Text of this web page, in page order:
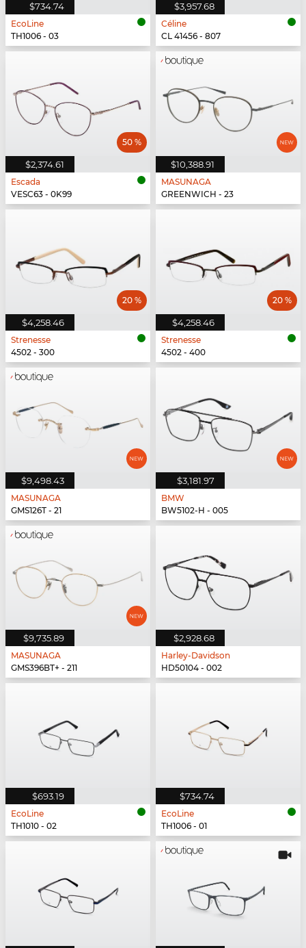
$734.74
EcoLine
TH1006 - 03
$3,957.68
Céline
CL 41456 - 807
$2,374.61
50 %
Escada
VESC63 - 0K99
$10,388.91
MASUNAGA
GREENWICH - 23
$4,258.46
20 %
Strenesse
4502 - 300
$4,258.46
20 %
Strenesse
4502 - 400
$9,498.43
MASUNAGA
GMS126T - 21
$3,181.97
BMW
BW5102-H - 005
$9,735.89
MASUNAGA
GMS396BT+ - 211
$2,928.68
Harley-Davidson
HD50104 - 002
$693.19
EcoLine
TH1010 - 02
$734.74
EcoLine
TH1006 - 01